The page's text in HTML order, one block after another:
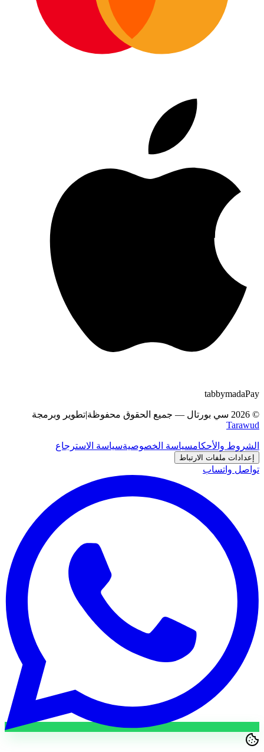
Pay
mada
tabby
©
2026 سي بورتال — جميع الحقوق محفوظة|تطوير وبرمجة
Tarawud
الشروط والأحكامسياسة الخصوصيةسياسة الاسترجاع
إعدادات ملفات الارتباط
تواصل واتساب